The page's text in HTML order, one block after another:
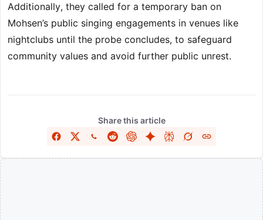
Additionally, they called for a temporary ban on
Mohsen’s public singing engagements in venues like
nightclubs until the probe concludes, to safeguard
community values and avoid further public unrest.
Share this article